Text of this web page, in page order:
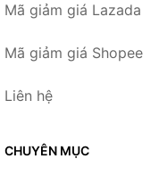
Mã giảm giá Lazada
Mã giảm giá Shopee
Liên hệ
CHUYÊN MỤC